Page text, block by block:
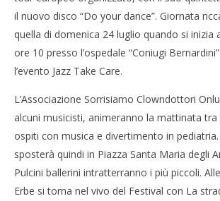
il nuovo disco “Do your dance”. Giornata
quella di domenica 24 luglio quando si inizia
ore 10 presso l’ospedale “Coniugi
l’evento Jazz Take Care.
L’Associazione Sorrisiamo Clowndottori
alcuni musicisti, animeranno la mattinata tra
ospiti con musica e divertimento in
sposterà quindi in Piazza Santa Maria degli
Pulcini ballerini intratterranno i più piccoli.
Erbe si torna nel vivo del Festival con La